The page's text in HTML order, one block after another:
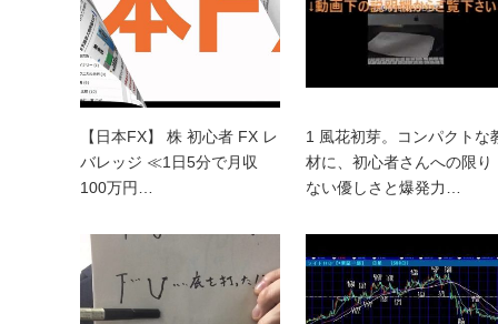
【日本FX】 株 初心者 FX レ
バレッジ ≪1日5分で月収
100万円…
1 風花初芽。コンパクトな
材に、初心者さんへの限り
ない優しさと爆発力…